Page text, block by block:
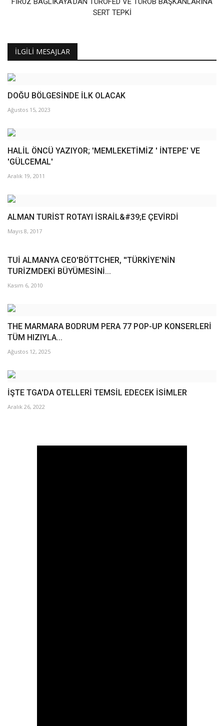
SERT TEPKİ
İLGILI MESAJLAR
DOĞU BÖLGESİNDE İLK OLACAK
Ağustos 15, 2023
HALİL ÖNCÜ YAZIYOR; 'MEMLEKETİMİZ ' İNTEPE' VE
'GÜLCEMAL'
Aralık 19, 2011
ALMAN TURİST ROTAYI İSRAİL&#39;E ÇEVİRDİ
Mayıs 8, 2017
TUİ ALMANYA CEO'BÖTTCHER, ''TÜRKİYE'NİN
TURİZMDEKİ BÜYÜMESİNİ...
Kasım 6, 2010
THE MARMARA BODRUM PERA 77 POP-UP KONSERLERİ
TÜM HIZIYLA...
Ağustos 12, 2025
İŞTE TGA'DA OTELLERİ TEMSİL EDECEK İSİMLER
Aralık 26, 2022